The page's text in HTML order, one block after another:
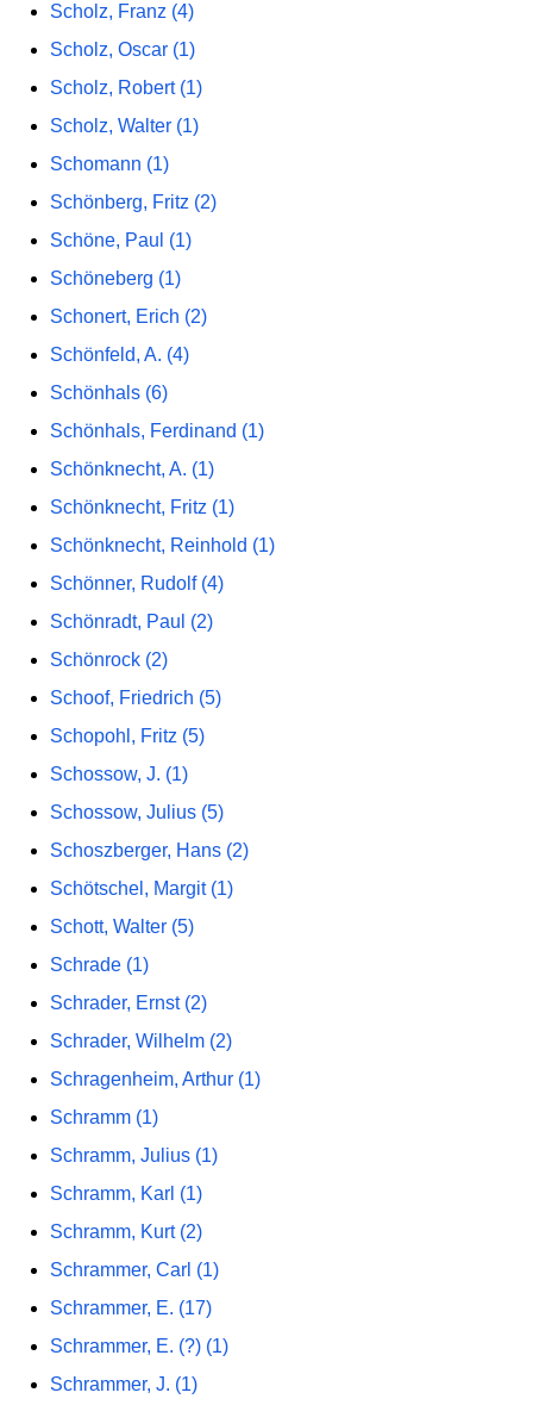
Scholz, Franz (4)
Scholz, Oscar (1)
Scholz, Robert (1)
Scholz, Walter (1)
Schomann (1)
Schönberg, Fritz (2)
Schöne, Paul (1)
Schöneberg (1)
Schonert, Erich (2)
Schönfeld, A. (4)
Schönhals (6)
Schönhals, Ferdinand (1)
Schönknecht, A. (1)
Schönknecht, Fritz (1)
Schönknecht, Reinhold (1)
Schönner, Rudolf (4)
Schönradt, Paul (2)
Schönrock (2)
Schoof, Friedrich (5)
Schopohl, Fritz (5)
Schossow, J. (1)
Schossow, Julius (5)
Schoszberger, Hans (2)
Schötschel, Margit (1)
Schott, Walter (5)
Schrade (1)
Schrader, Ernst (2)
Schrader, Wilhelm (2)
Schragenheim, Arthur (1)
Schramm (1)
Schramm, Julius (1)
Schramm, Karl (1)
Schramm, Kurt (2)
Schrammer, Carl (1)
Schrammer, E. (17)
Schrammer, E. (?) (1)
Schrammer, J. (1)